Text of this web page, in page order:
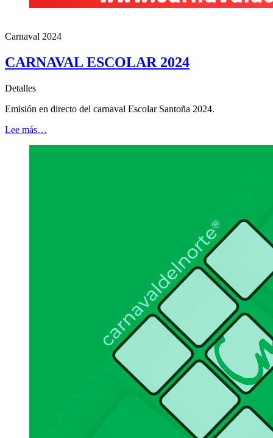
Carnaval 2024
CARNAVAL ESCOLAR 2024
Detalles
Emisión en directo del carnaval Escolar Santoña 2024.
Lee más…